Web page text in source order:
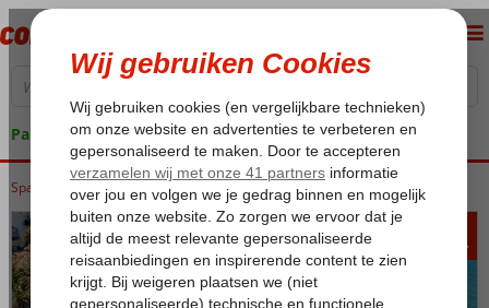
Pakketgarantie
Home
Spanje Costa del Sol Costa del Sol Nerja
va 203 p.p.